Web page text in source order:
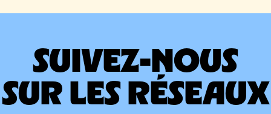
SUIVEZ-NOUS
SUR LES RÉSEAUX